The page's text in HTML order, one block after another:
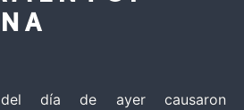
día de ayer causaron